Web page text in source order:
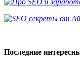
Последние